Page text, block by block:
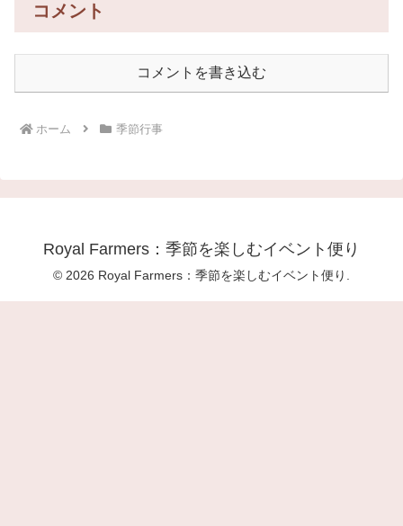
コメント
コメントを書き込む
ホーム 季節行事
Royal Farmers：季節を楽しむイベント便り
© 2026 Royal Farmers：季節を楽しむイベント便り.